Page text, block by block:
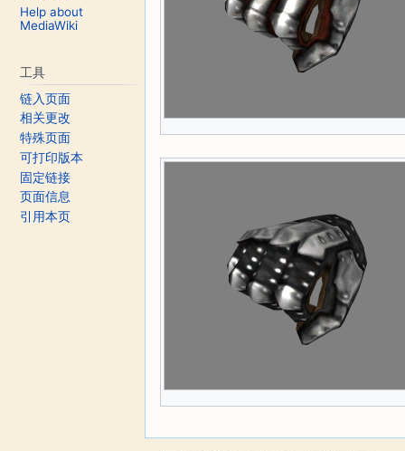
Help about
MediaWiki
工具
链入页面
相关更改
特殊页面
可打印版本
固定链接
页面信息
引用本页